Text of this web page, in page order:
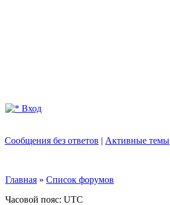
Вход
Сообщения без ответов | Активные темы
Главная » Список форумов
Часовой пояс: UTC